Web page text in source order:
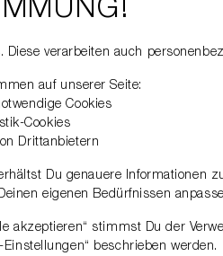
verarbeiten auch
auf unserer Seite:
Cookies
Cookies
Drittanbietern
Du genauere Informationen
eigenen Bedürfnissen
akzeptieren“ stimmst Du der
beschrieben werden.